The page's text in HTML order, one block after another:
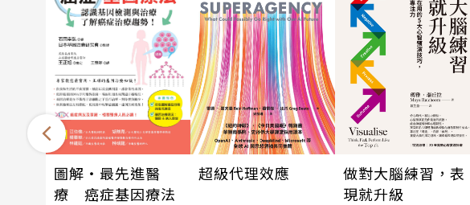
圖解‧最先進醫
療 癌症基因療法
超級代理效應
做對大腦練習，表
現就升級